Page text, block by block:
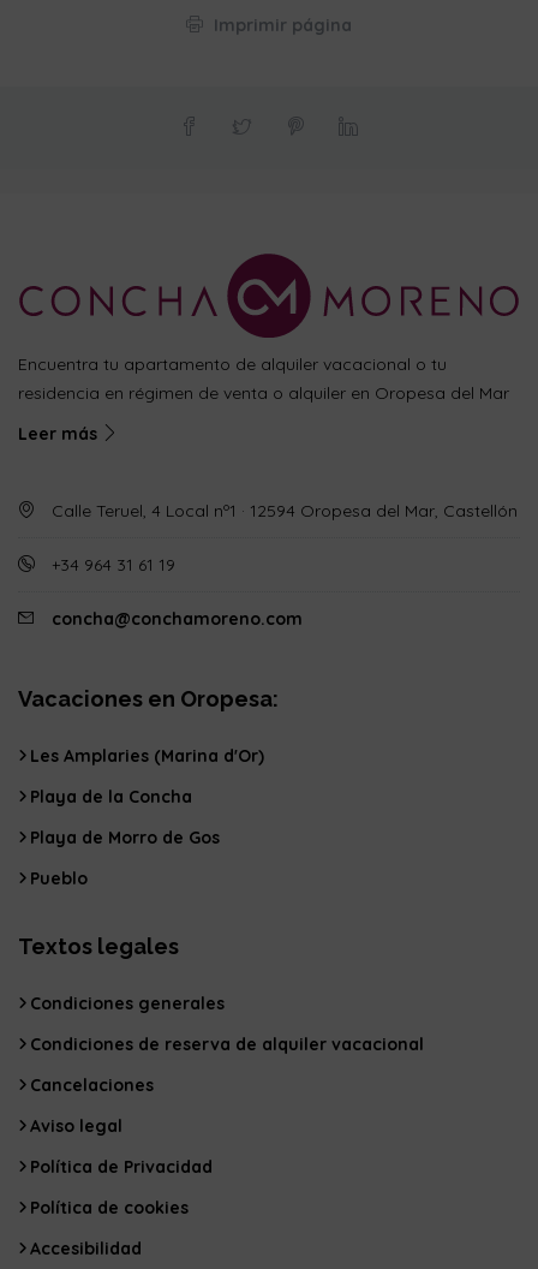
Imprimir página
Encuentra tu apartamento de alquiler vacacional o tu
residencia en régimen de venta o alquiler en Oropesa del Mar
Leer más
Calle Teruel, 4 Local nº1 · 12594 Oropesa del Mar, Castellón
+34 964 31 61 19
concha@conchamoreno.com
Vacaciones en Oropesa:
Les Amplaries (Marina d'Or)
Playa de la Concha
Playa de Morro de Gos
Pueblo
Textos legales
Condiciones generales
Condiciones de reserva de alquiler vacacional
Cancelaciones
Aviso legal
Política de Privacidad
Política de cookies
Accesibilidad